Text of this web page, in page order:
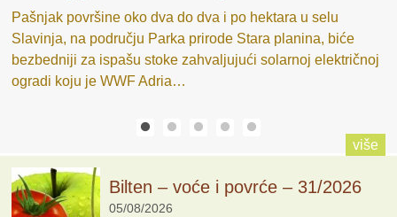
Pašnjak površine oko dva do dva i po hektara u selu
Slavinja, na području Parka prirode Stara planina, biće
bezbedniji za ispašu stoke zahvaljujući solarnoj električnoj
ogradi koju je WWF Adria…
više
Bilten – voće i povrće – 31/2026
05/08/2026